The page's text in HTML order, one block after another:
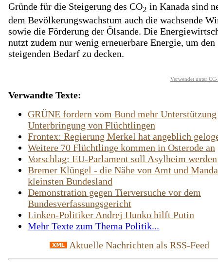
Gründe für die Steigerung des CO2 in Kanada sind
dem Bevölkerungswachstum auch die wachsende
sowie die Förderung der Ölsande. Die
nutzt zudem nur wenig erneuerbare Energie, um den
steigenden Bedarf zu decken.
Verwendet unter
Verwandte Texte:
GRÜNE fordern vom Bund mehr
Unterbringung von Flüchtlingen
Frontex: Regierung Merkel hat angeblich
Weitere 70 Flüchtlinge kommen in Osterode an
Vorschlag: EU-Parlament soll Asylheim werden
Bremer Klüngel - die Nähe von Amt und
kleinsten Bundesland
Demonstration gegen Tierversuche vor dem
Bundesverfassungsgericht
Linken-Politiker Andrej Hunko hilft Putin
Mehr Texte zum Thema Politik...
Aktuelle Nachrichten als RSS-Feed